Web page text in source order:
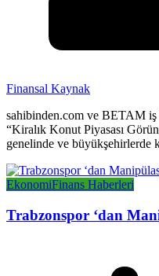
Finansal Kaynak
sahibinden.com ve BETAM
“Kiralık Konut Piyasası
genelinde ve büyükşehirlerde
EkonomiFinans Haberleri
Trabzonspor ‘dan